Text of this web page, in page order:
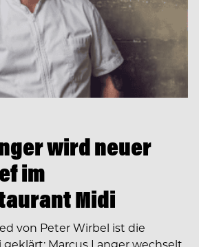
wird neuer
im
Midi
von Peter Wirbel ist die
Marcus Langer wechselt